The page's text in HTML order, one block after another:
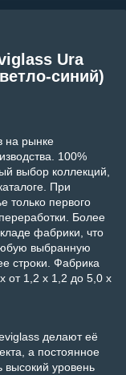
Ura
синий)
рынке
100%
выбор коллекций,
При
только первого
Более
фабрики, что
выбранную
строки. Фабрика
от 1,2 х 1,2 до 5,0 х
делают её
а постоянное
высокий уровень